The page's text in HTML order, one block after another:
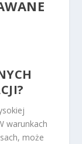
warunkach
może